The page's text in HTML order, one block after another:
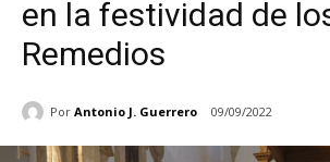
en la festividad de
Remedios
Por Antonio J. Guerrero 09/09/2022